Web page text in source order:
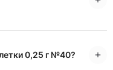
0,25 г №40?